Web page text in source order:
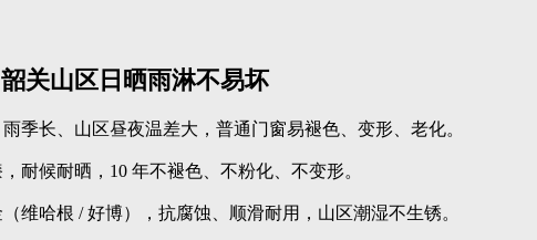
关山区日晒雨淋不易坏
季长、山区昼夜温差大，普通门窗易褪色、变形、老化。
耐候耐晒，10 年不褪色、不粉化、不变形。
维哈根 / 好博），抗腐蚀、顺滑耐用，山区潮湿不生锈。